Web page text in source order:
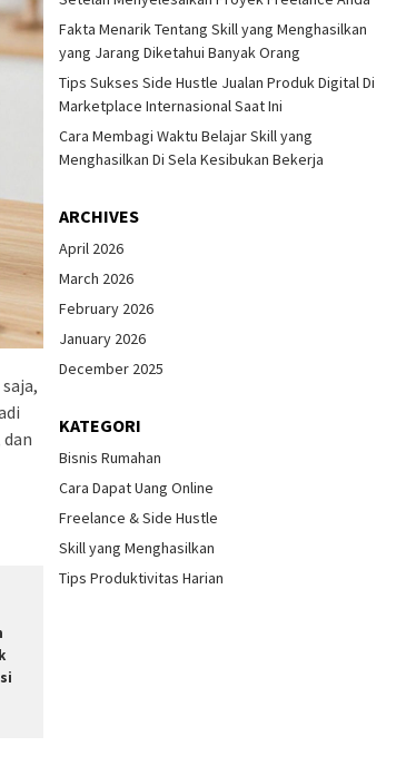
Fakta Menarik Tentang Skill yang Menghasilkan
yang Jarang Diketahui Banyak Orang
Tips Sukses Side Hustle Jualan Produk Digital Di
Marketplace Internasional Saat Ini
Cara Membagi Waktu Belajar Skill yang
Menghasilkan Di Sela Kesibukan Bekerja
ARCHIVES
April 2026
March 2026
February 2026
January 2026
December 2025
KATEGORI
Bisnis Rumahan
Cara Dapat Uang Online
Freelance & Side Hustle
Skill yang Menghasilkan
Tips Produktivitas Harian